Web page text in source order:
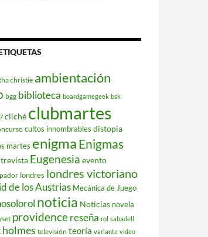
christie ambientación
bgg biblioteca boardgamegeek bsk
cliché clubmartes
cultos innombrables distopia
martes enigma Enigmas
Eugenesia evento
londres londres victoriano
de los Austrias Mecánica de Juego
noticia Noticias novela
providencereseña rol sabadell
televisión teoría variante video